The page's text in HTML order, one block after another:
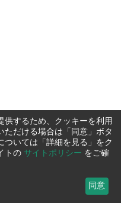
供するため、クッキーを利用
ただける場合は「同意」ボタ
ついては「詳細を見る」をク
トの サイトポリシー をご確
同意